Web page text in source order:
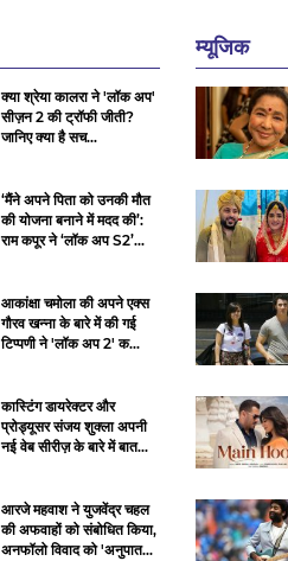
क्या श्रेया कालरा ने 'लॉक अप'
सीज़न 2 की ट्रॉफी जीती?
जानिए क्या है सच...
‘मैंने अपने पिता को उनकी मौत
की योजना बनाने में मदद की’:
राम कपूर ने ‘लॉक अप S2’...
आकांक्षा चमोला की अपने एक्स
गौरव खन्ना के बारे में की गई
टिप्पणी ने 'लॉक अप 2' क...
कास्टिंग डायरेक्टर और
प्रोड्यूसर संजय शुक्ला अपनी
नई वेब सीरीज़ के बारे में बात...
आरजे महवाश ने युजवेंद्र चहल
की अफवाहों को संबोधित किया,
अनफॉलो विवाद को 'अनुपात...
म्यूजिक